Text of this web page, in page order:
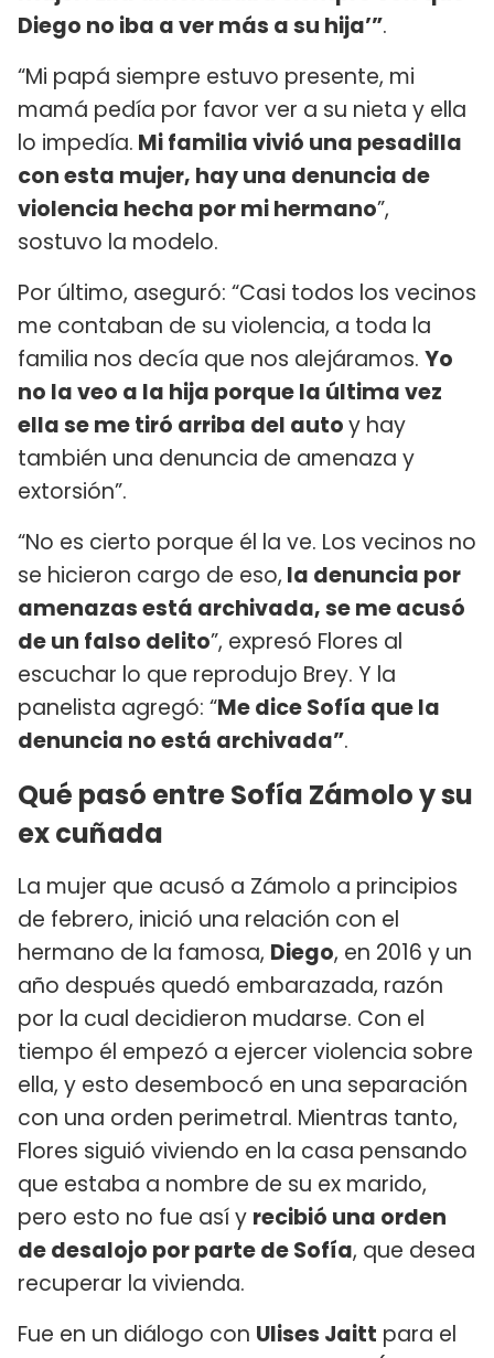
Diego no iba a ver más a su hija’”.
“Mi papá siempre estuvo presente, mi
mamá pedía por favor ver a su nieta y ella
lo impedía. Mi familia vivió una pesadilla
con esta mujer, hay una denuncia de
violencia hecha por mi hermano”,
sostuvo la modelo.
Por último, aseguró: “Casi todos los vecinos
me contaban de su violencia, a toda la
familia nos decía que nos alejáramos. Yo
no la veo a la hija porque la última vez
ella se me tiró arriba del autoy hay
también una denuncia de amenaza y
extorsión”.
“No es cierto porque él la ve. Los vecinos no
se hicieron cargo de eso, la denuncia por
amenazas está archivada, se me acusó
de un falso delito”, expresó Flores al
escuchar lo que reprodujo Brey. Y la
panelista agregó: “Me dice Sofía que la
denuncia no está archivada”.
Qué pasó entre Sofía Zámolo y su
ex cuñada
La mujer que acusó a Zámolo a principios
de febrero, inició una relación con el
hermano de la famosa, Diego, en 2016 y un
año después quedó embarazada, razón
por la cual decidieron mudarse. Con el
tiempo él empezó a ejercer violencia sobre
ella, y esto desembocó en una separación
con una orden perimetral. Mientras tanto,
Flores siguió viviendo en la casa pensando
que estaba a nombre de su ex marido,
pero esto no fue así y recibió una orden
de desalojo por parte de Sofía, que desea
recuperar la vivienda.
Fue en un diálogo con Ulises Jaitt para el